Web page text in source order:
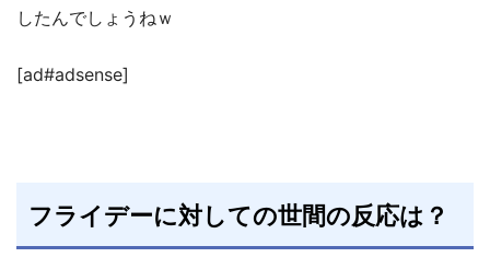
したんでしょうねｗ
[ad#adsense]
フライデーに対しての世間の反応は？